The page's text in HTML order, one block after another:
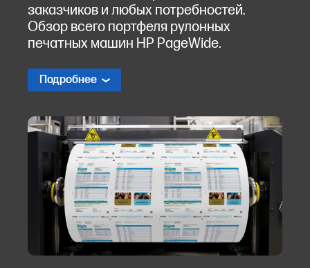
заказчиков и любых потребностей.
Обзор всего портфеля рулонных
печатных машин HP PageWide.
Подробнее